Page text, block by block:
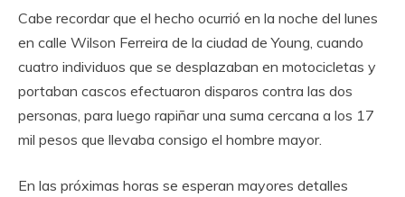
Cabe recordar que el hecho ocurrió en la noche del lunes
en calle Wilson Ferreira de la ciudad de Young, cuando
cuatro individuos que se desplazaban en motocicletas y
portaban cascos efectuaron disparos contra las dos
personas, para luego rapiñar una suma cercana a los 17
mil pesos que llevaba consigo el hombre mayor.
En las próximas horas se esperan mayores detalles